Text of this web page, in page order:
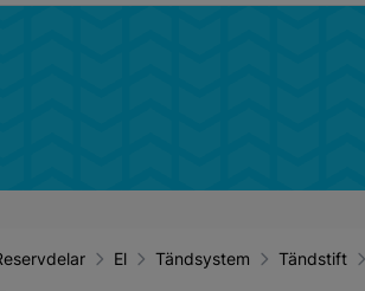
El Tändsystem Tändstift